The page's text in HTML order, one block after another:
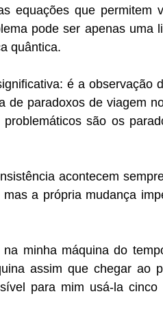
equações que permitem
pode ser apenas uma
quântica.
é a observação
de paradoxos de viagem
são os
acontecem
a própria mudança
minha máquina do
assim que chegar ao
para mim usá-la cinco